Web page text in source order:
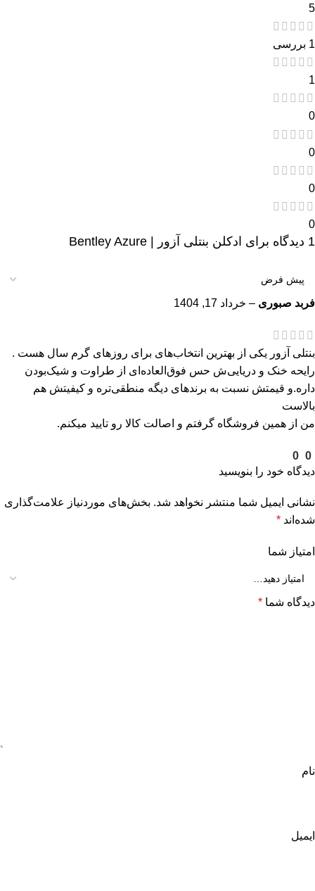
5
1 بررسی
1
0
0
0
0
1 دیدگاه برای ادکلن بنتلی آزور | Bentley Azure
فربد صبوری – خرداد 17, 1404
بنتلی آزور یکی از بهترین انتخاب‌های برای روزهای گرم سال هست .
رایحه خنک و دریایی‌ش حس فوق‌العاده‌ای از طراوت و شیک‌بودن
داره.و قیمتش نسبت به برندهای دیگه منطقی‌تره و کیفیتش هم
بالاست
من از همین فروشگاه گرفتم و اصالت کالا رو تایید میکنم.
0
0
دیدگاه خود را بنویسید
نشانی ایمیل شما منتشر نخواهد شد. بخش‌های موردنیاز علامت‌گذاری
شده‌اند *
امتیاز شما
دیدگاه شما *
نام
ایمیل